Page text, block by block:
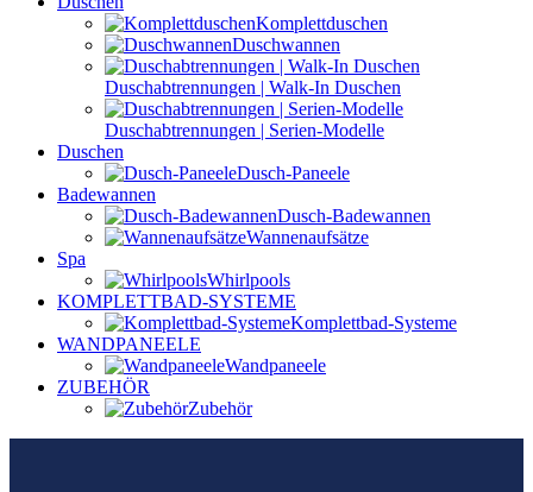
Komplettduschen
Duschwannen
Duschabtrennungen | Walk-In Duschen
Duschabtrennungen | Serien-Modelle
Duschen
Dusch-Paneele
Badewannen
Dusch-Badewannen
Wannenaufsätze
Spa
Whirlpools
KOMPLETTBAD-SYSTEME
Komplettbad-Systeme
WANDPANEELE
Wandpaneele
ZUBEHÖR
Zubehör